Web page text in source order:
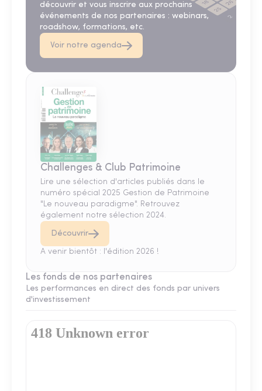
découvrir et vous inscrire aux prochains
événements de nos partenaires : webinars,
roadshow, formations, etc.
Voir notre agenda
Challenges & Club Patrimoine
Lire une sélection d'articles publiés dans le
numéro spécial 2025 Gestion de Patrimoine
"Le nouveau paradigme". Retrouvez
également notre sélection 2024.
Découvrir
A venir bientôt : l'édition 2026 !
Les fonds de nos partenaires
Les performances en direct des fonds par univers
d'investissement